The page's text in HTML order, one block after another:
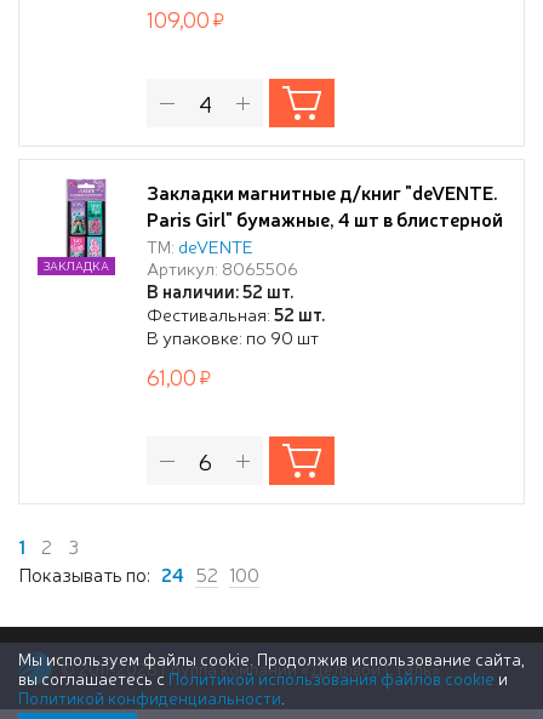
109,00
Закладки магнитные д/книг "deVENTE.
Paris Girl" бумажные, 4 шт в блистерной
упаковке, размеры закладок в
сложенном виде 25x56,6 мм
ТМ: deVENTE
Артикул: 8065506
В наличии: 52 шт.
Фестивальная:52 шт.
В упаковке: по 90 шт
ЗАКЛАДКА
61,00
1 2
3
Показывать по: 24 52 100
© 2011-2026 Группа компаний «Деловой Стиль»
Мы используем файлы cookie. Продолжив использование сайта,
вы соглашаетесь с Политикой использования файлов cookie и
Политикой конфиденциальности